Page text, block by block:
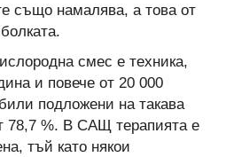
също намалява, а това от
смес е техника,
и повече от 20 000
подложени на такава
78,7 %. В САЩ терапията е
тъй като някои